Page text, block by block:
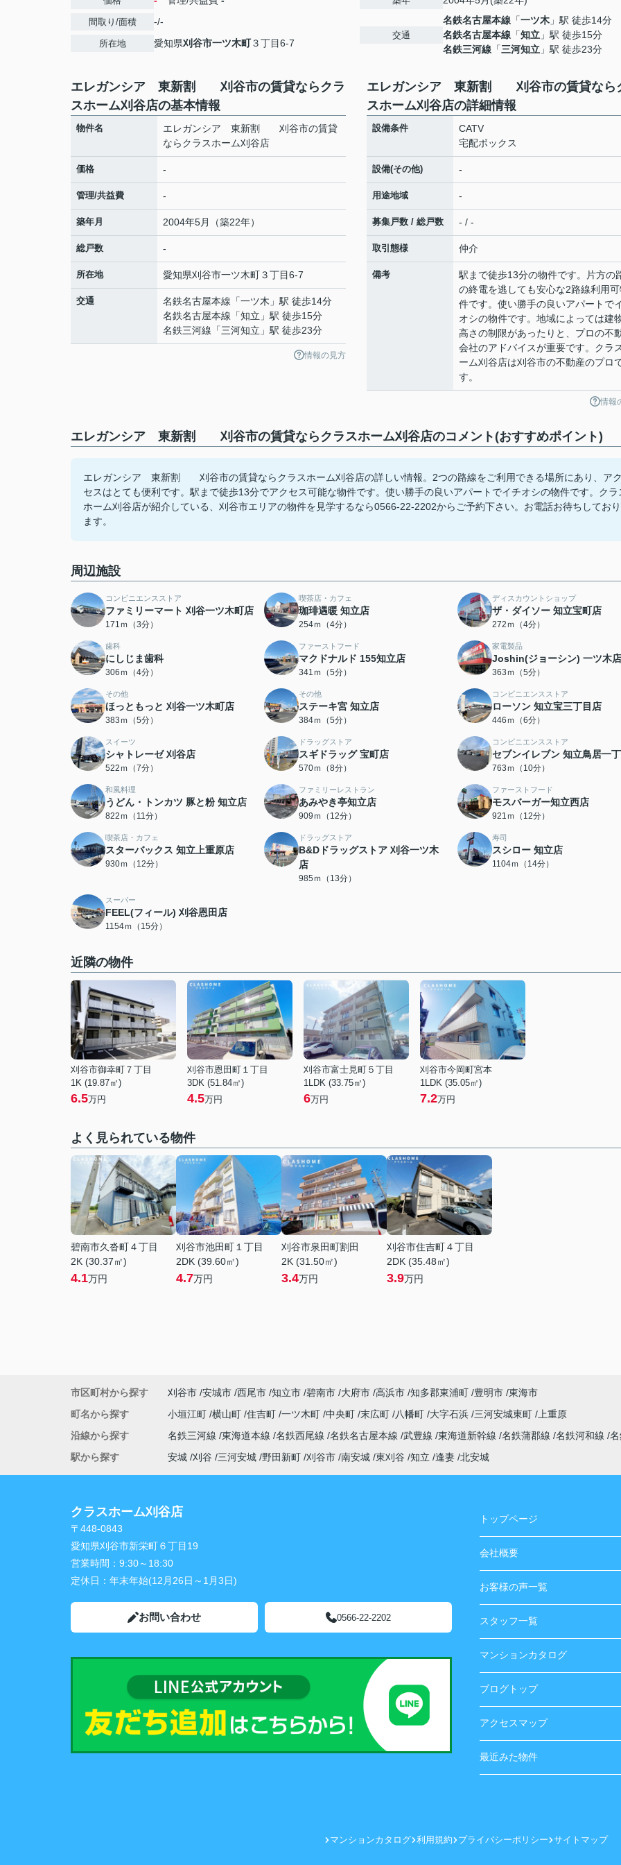
間取り/面積 -/-
所在地 愛知県刈谷市一ツ木町３丁目6-7
交通
名鉄名古屋本線 「一ツ木 」駅 徒歩14分
名鉄名古屋本線 「知立 」駅 徒歩15分
名鉄三河線 「三河知立 」駅 徒歩23分
エレガンシア 東新割 刈谷市の賃貸ならクラ
スホーム刈谷店の基本情報
物件名
エレガンシア 東新割 刈谷市の賃貸
ならクラスホーム刈谷店
価格 -
管理/共益費 -
築年月 2004年5月（築22年）
総戸数 -
所在地 愛知県刈谷市一ツ木町３丁目6-7
交通 名鉄名古屋本線 「一ツ木 」駅 徒歩14分
名鉄名古屋本線 「知立 」駅 徒歩15分
名鉄三河線 「三河知立 」駅 徒歩23分
情報の見方
エレガンシア 東新割 刈谷市の賃貸なら
スホーム刈谷店の詳細情報
設備条件
CATV
宅配ボックス
設備(その他) -
用途地域 -
募集戸数 / 総戸数 - / -
取引態様 仲介
備考
駅まで徒歩13分の物件です。片方の
の終電を逃しても安心な2路線利用可
件です。使い勝手の良いアパートで
オシの物件です。地域によっては建
高さの制限があったりと、プロの不
会社のアドバイスが重要です。クラ
ーム刈谷店は刈谷市の不動産のプロ
す。
情報
エレガンシア 東新割 刈谷市の賃貸ならクラスホーム刈谷店のコメント(おすすめポイント)
エレガンシア 東新割 刈谷市の賃貸ならクラスホーム刈谷店の詳しい情報。2つの路線をご利用できる場所にあり、アク
セスはとても便利です。駅まで徒歩13分でアクセス可能な物件です。使い勝手の良いアパートでイチオシの物件です。クラ
ホーム刈谷店が紹介している、刈谷市エリアの物件を見学するなら0566-22-2202からご予約下さい。お電話お待ちしており
ます。
周辺施設
コンビニエンスストア
ファミリーマート 刈谷一ツ木町店
171ｍ（3分）
喫茶店・カフェ
珈琲遇暖 知立店
254ｍ（4分）
ディスカウントショップ
ザ・ダイソー 知立宝町店
272ｍ（4分）
歯科
にしじま歯科
306ｍ（4分）
ファーストフード
マクドナルド 155知立店
341ｍ（5分）
家電製品
Joshin(ジョーシン) 一ツ木店
363ｍ（5分）
その他
ほっともっと 刈谷一ツ木町店
383ｍ（5分）
その他
ステーキ宮 知立店
384ｍ（5分）
コンビニエンスストア
ローソン 知立宝三丁目店
446ｍ（6分）
スイーツ
シャトレーゼ 刈谷店
522ｍ（7分）
ドラッグストア
スギドラッグ 宝町店
570ｍ（8分）
コンビニエンスストア
セブンイレブン 知立鳥居一
763ｍ（10分）
和風料理
うどん・トンカツ 豚と粉 知立店
822ｍ（11分）
ファミリーレストラン
あみやき亭知立店
909ｍ（12分）
ファーストフード
モスバーガー知立西店
921ｍ（12分）
喫茶店・カフェ
スターバックス 知立上重原店
930ｍ（12分）
ドラッグストア
B&Dドラッグストア 刈谷一ツ木
店
985ｍ（13分）
寿司
スシロー 知立店
1104ｍ（14分）
スーパー
FEEL(フィール) 刈谷恩田店
1154ｍ（15分）
近隣の物件
刈谷市御幸町７丁目
1K (19.87㎡)
6.5万円
刈谷市恩田町１丁目
3DK (51.84㎡)
4.5万円
刈谷市富士見町５丁目
1LDK (33.75㎡)
6万円
刈谷市今岡町宮本
1LDK (35.05㎡)
7.2万円
よく見られている物件
碧南市久沓町４丁目
2K (30.37㎡)
4.1万円
刈谷市池田町１丁目
2DK (39.60㎡)
4.7万円
刈谷市泉田町割田
2K (31.50㎡)
3.4万円
刈谷市住吉町４丁目
2DK (35.48㎡)
3.9万円
市区町村から探す 刈谷市 安城市 西尾市 知立市 碧南市 大府市 高浜市 知多郡東浦町 豊明市 東海市
町名から探す
小垣江町 横山町 住吉町 一ツ木町 中央町 末広町 八幡町 大字石浜 三河安城東町
上重原
沿線から探す
名鉄三河線 東海道本線 名鉄西尾線 名鉄名古屋本線 武豊線 東海道新幹線 名鉄蒲郡線 名鉄河和線
駅から探す
安城 刈谷 三河安城 野田新町 刈谷市 南安城 東刈谷 知立 逢妻 北安城
クラスホーム刈谷店
〒448-0843
愛知県刈谷市新栄町６丁目19
営業時間： 9:30～18:30
定休日： 年末年始(12月26日～1月3日)
お問い合わせ 0566-22-2202
トップページ
会社概要
お客様の声一覧
スタッフ一覧
マンションカタログ
ブログトップ
アクセスマップ
最近みた物件
マンションカタログ 利用規約 プライバシーポリシー サイトマップ